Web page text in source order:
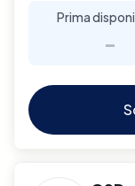
Prima
-